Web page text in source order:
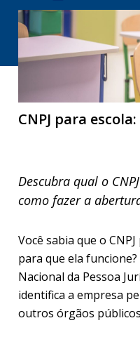
CNPJ para
Descubra qual o
como fazer a
Você sabia que o
para que ela funcione?
Nacional da Pessoa
identifica a empresa
outros órgãos